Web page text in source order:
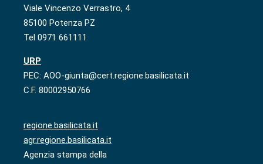
Viale Vincenzo Verrastro, 4
85100 Potenza PZ
Tel 0971 661111
URP
PEC: AOO-giunta@cert.regione.basilicata.it
C.F. 80002950766
regione.basilicata.it
agr.regione.basilicata.it
Agenzia stampa della